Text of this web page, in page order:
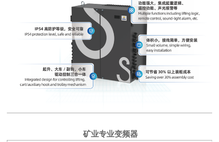
矿业专业变频器